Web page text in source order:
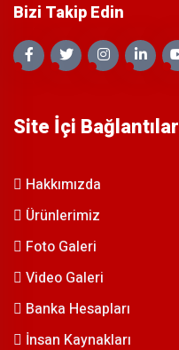
Bizi Takip Edin
Site İçi Bağlantılar
Hakkımızda
Ürünlerimiz
Foto Galeri
Video Galeri
Banka Hesapları
İnsan Kaynakları